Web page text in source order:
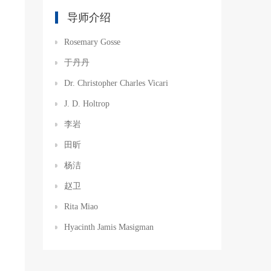
导师介绍
Rosemary Gosse
于丹丹
Dr. Christopher Charles Vicari
J. D. Holtrop
李岩
田昕
杨洁
赵卫
Rita Miao
Hyacinth Jamis Masigman